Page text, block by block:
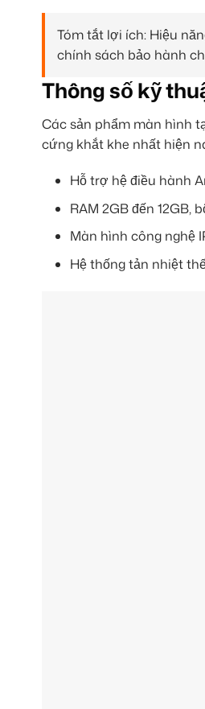
Tóm tắt lợi ích: Hiệu
chính sách bảo hành
Thông số kỹ
Các sản phẩm màn hình
cứng khắt khe nhất hiện
Hỗ trợ hệ điều hành
RAM 2GB đến 12GB,
Màn hình công nghệ
Hệ thống tản nhiệt